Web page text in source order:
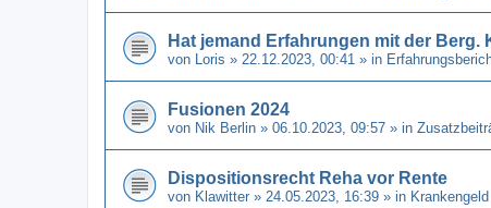
Hat jemand Erfahrungen mit der Berg.
von Loris » 22.12.2023, 00:41 » in
Fusionen 2024
von Nik Berlin » 06.10.2023, 09:57 » in
Dispositionsrecht Reha vor Rente
von Klawitter » 24.05.2023, 16:39 » in Krankengeld